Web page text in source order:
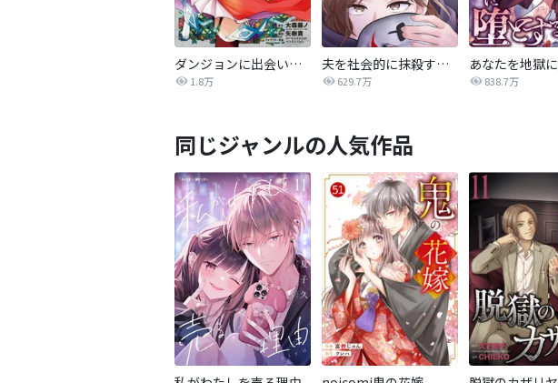
ダンジョンに出会いを求めるのは間違っているだろうか 外伝 ソード・オラトリア
1.8万
夫を社会的に抹殺する5つの方法
629.7万 838.7万
同じジャンルの人気作品